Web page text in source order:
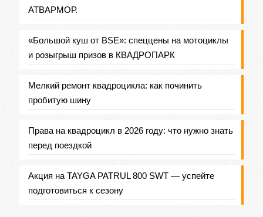
АТВАРМОР.
«Большой куш от BSE»: спеццены на мотоциклы
и розыгрыш призов в КВАДРОПАРК
Мелкий ремонт квадроцикла: как починить
пробитую шину
Права на квадроцикл в 2026 году: что нужно знать
перед поездкой
Акция на TAYGA PATRUL 800 SWT — успейте
подготовиться к сезону